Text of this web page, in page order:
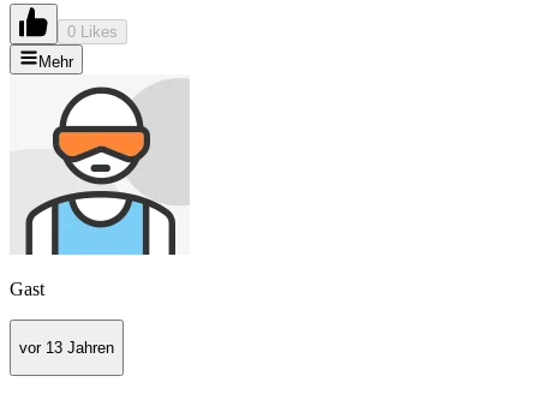
0 Likes
Mehr
Gast
vor 13 Jahren